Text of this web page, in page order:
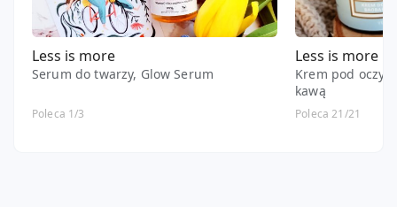
Less is more
Serum do twarzy, Glow Serum
Poleca 1/3
Less is more
Krem pod oczy,
kawą
Poleca 21/21